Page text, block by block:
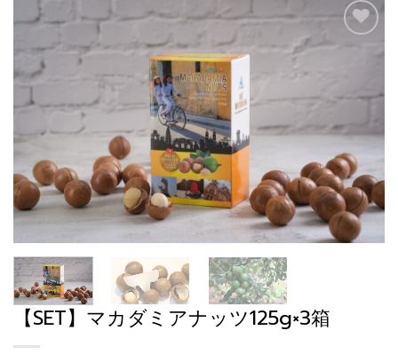
Wishlist
【SET】マカダミアナッツ125g×3箱